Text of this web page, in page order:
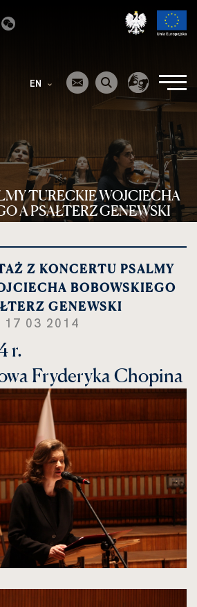
EN
TURECKIE WOJCIECHA
A PSAŁTERZ GENEWSKI
Z KONCERTU PSALMY
BOBOWSKIEGO
GENEWSKI
17 03 2014
r.
Fryderyka Chopina